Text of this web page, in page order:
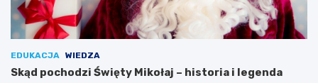
EDUKACJA WIEDZA
Skąd pochodzi Święty Mikołaj – historia i legenda